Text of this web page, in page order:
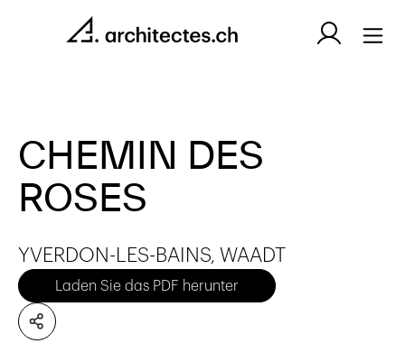
CHEMIN DES
ROSES
YVERDON-LES-BAINS, WAADT
Laden Sie das PDF herunter